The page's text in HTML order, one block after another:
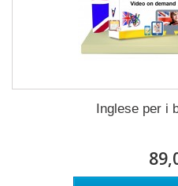
Inglese per i